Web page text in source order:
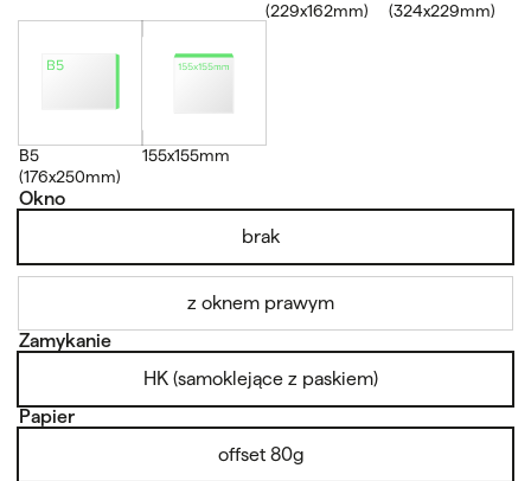
(229x162mm)
(324x229mm)
B5
(176x250mm)
155x155mm
Okno
brak
z oknem prawym
Zamykanie
HK (samoklejące z paskiem)
Papier
offset 80g